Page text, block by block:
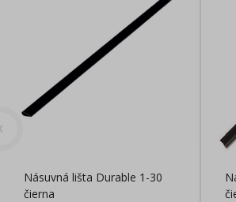
Násuvná lišta Durable 1-30
čierna